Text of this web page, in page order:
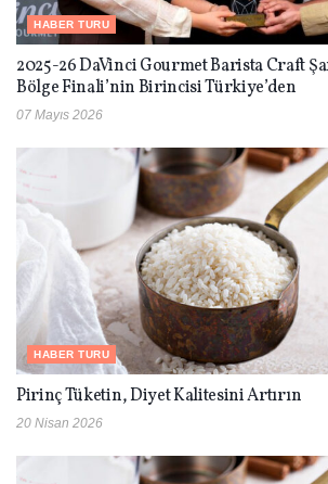
HABER TURU
2025-26 DaVinci Gourmet Barista Craft
Bölge Finali’nin Birincisi Türkiye’den
07 Mayıs 2026
HABER TURU
Pirinç Tüketin, Diyet Kalitesini Artırın
20 Nisan 2026